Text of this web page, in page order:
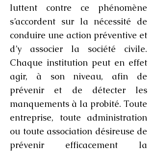
luttent contre ce phénomène
s’accordent sur la nécessité de
conduire une action préventive et
d’y associer la société civile.
Chaque institution peut en effet
agir, à son niveau, afin de
prévenir et de détecter les
manquements à la probité. Toute
entreprise, toute administration
ou toute association désireuse de
prévenir efficacement la